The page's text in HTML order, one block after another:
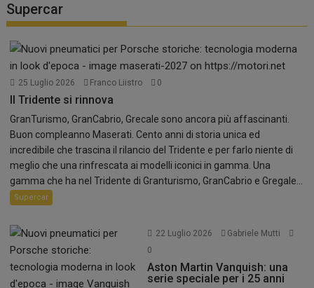
Supercar
25 Luglio 2026 Franco Liistro 0
Il Tridente si rinnova
GranTurismo, GranCabrio, Grecale sono ancora più affascinanti.
Buon compleanno Maserati. Cento anni di storia unica ed
incredibile che trascina il rilancio del Tridente e per farlo niente di
meglio che una rinfrescata ai modelli iconici in gamma. Una
gamma che ha nel Tridente di Granturismo, GranCabrio e Gregale...
Supercar
22 Luglio 2026
Gabriele Mutti
0
Aston Martin Vanquish: una
serie speciale per i 25 anni